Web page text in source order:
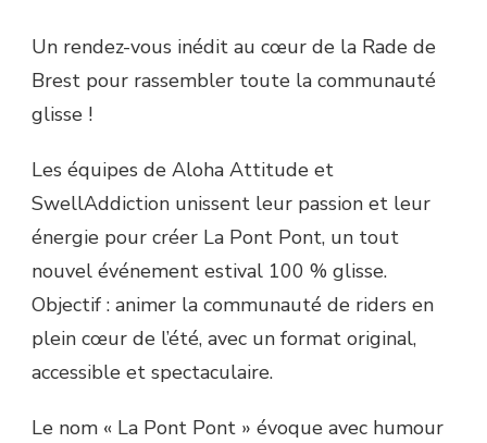
Un rendez-vous inédit au cœur de la Rade de
Brest pour rassembler toute la communauté
glisse !
Les équipes de Aloha Attitude et
SwellAddiction unissent leur passion et leur
énergie pour créer La Pont Pont, un tout
nouvel événement estival 100 % glisse.
Objectif : animer la communauté de riders en
plein cœur de l’été, avec un format original,
accessible et spectaculaire.
Le nom « La Pont Pont » évoque avec humour